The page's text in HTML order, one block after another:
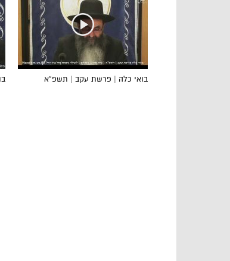
בואי כלה | פרשת עקב | תשפ”א